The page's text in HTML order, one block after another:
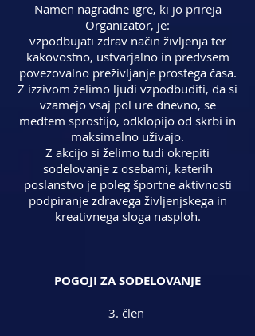
Namen nagradne igre, ki jo prireja
Organizator, je:
vzpodbujati zdrav način življenja ter
kakovostno, ustvarjalno in predvsem
povezovalno preživljanje prostega časa.
Z izzivom želimo ljudi vzpodbuditi, da si
vzamejo vsaj pol ure dnevno, se
medtem sprostijo, odklopijo od skrbi in
maksimalno uživajo.
Z akcijo si želimo tudi okrepiti
sodelovanje z osebami, katerih
poslanstvo je poleg športne aktivnosti
podpiranje zdravega življenjskega in
kreativnega sloga nasploh.
POGOJI ZA SODELOVANJE
3. člen